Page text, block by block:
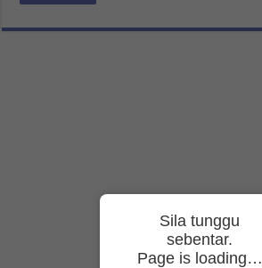
Sila tunggu
sebentar.
Page is loading…